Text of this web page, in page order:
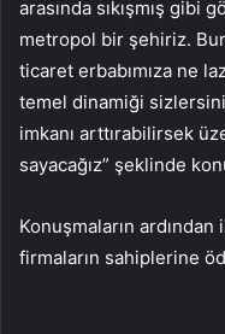
arasında sıkışmış gibi
metropol bir şehiriz.
ticaret erbabımıza ne
temel dinamiği
imkanı arttırabilirsek
sayacağız” şeklinde
Konuşmaların
firmaların sahiplerine